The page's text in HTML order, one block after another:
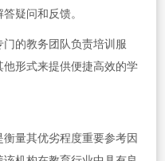
疑问和反馈。
的教务团队负责培训服
形式来提供便捷高效的学
量其优劣程度重要参考因